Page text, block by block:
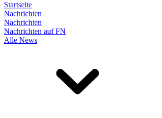
Startseite
Nachrichten
Nachrichten
Nachrichten auf FN
Alle News